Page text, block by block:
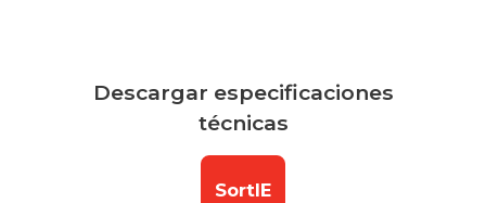
Descargar especificaciones
técnicas
SortIE